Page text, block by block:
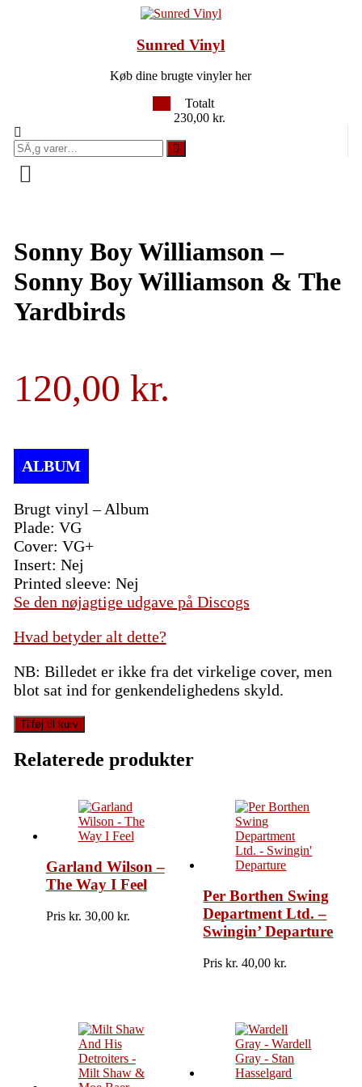
Sunred Vinyl
Køb dine brugte vinyler her
Totalt
230,00 kr.
SÃ¸g
efter:
Sonny Boy Williamson –
Sonny Boy Williamson & The
Yardbirds
120,00
Brugt vinyl – Album
Plade: VG
Cover: VG+
Insert: Nej
Printed sleeve: Nej
Se den nøjagtige udgave på Discogs
Hvad betyder alt dette?
NB: Billedet er ikke fra det virkelige cover, men
blot sat ind for genkendelighedens skyld.
Sonny
Boy
Williamson
-
Tilføj til kurv
Relaterede produkter
Garland Wilson –
The Way I Feel
Pris kr. 30,00
Per Borthen Swing
Department Ltd. –
Swingin’ Departure
Pris kr.40,00